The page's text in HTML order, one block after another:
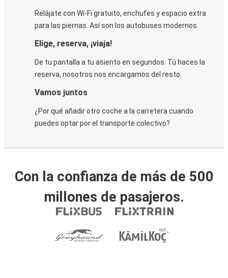
Relájate con Wi-Fi gratuito, enchufes y espacio extra
para las piernas. Así son los autobuses modernos.
Elige, reserva, ¡viaja!
De tu pantalla a tu asiento en segundos. Tú haces la
reserva, nosotros nos encargamos del resto.
Vamos juntos
¿Por qué añadir otro coche a la carretera cuando
puedes optar por el transporte colectivo?
Con la confianza de más de 500
millones de pasajeros.